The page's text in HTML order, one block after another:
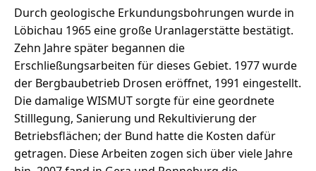
Durch geologische Erkundungsbohrungen wurde in
Löbichau 1965 eine große Uranlagerstätte bestätigt.
Zehn Jahre später begannen die
Erschließungsarbeiten für dieses Gebiet. 1977 wurde
der Bergbaubetrieb Drosen eröffnet, 1991 eingestellt.
Die damalige WISMUT sorgte für eine geordnete
Stilllegung, Sanierung und Rekultivierung der
Betriebsflächen; der Bund hatte die Kosten dafür
getragen. Diese Arbeiten zogen sich über viele Jahre